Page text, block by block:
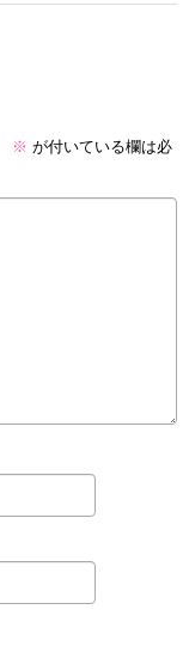
※ が付いている欄は必